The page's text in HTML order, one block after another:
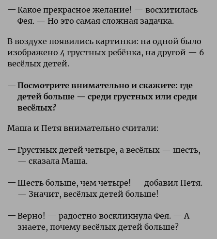
Какое прекрасное желание! — восхитилась
Фея. — Но это самая сложная задачка.
В воздухе появились картинки: на одной было
изображено 4 грустных ребёнка, на другой — 6
весёлых детей.
Посмотрите внимательно и скажите: где
детей больше — среди грустных или среди
весёлых?
Маша и Петя внимательно считали:
Грустных детей четыре, а весёлых — шесть,
— сказала Маша.
Шесть больше, чем четыре! — добавил Петя.
— Значит, весёлых детей больше!
Верно! — радостно воскликнула Фея. — А
знаете, почему весёлых детей больше?